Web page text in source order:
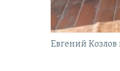
Евгений